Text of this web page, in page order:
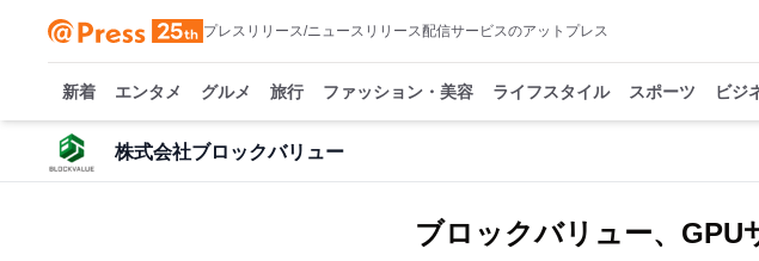
プレスリリース/ニュースリリース配信サービスのアットプレス
新着 エンタメ グルメ 旅行 ファッション・美容 ライフスタイル スポーツ ビジ
株式会社ブロックバリュー
ブロックバリュー、GPU